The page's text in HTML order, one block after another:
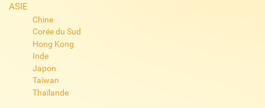
ASIE
Chine
Corée du Sud
Hong Kong
Inde
Japon
Taïwan
Thaïlande